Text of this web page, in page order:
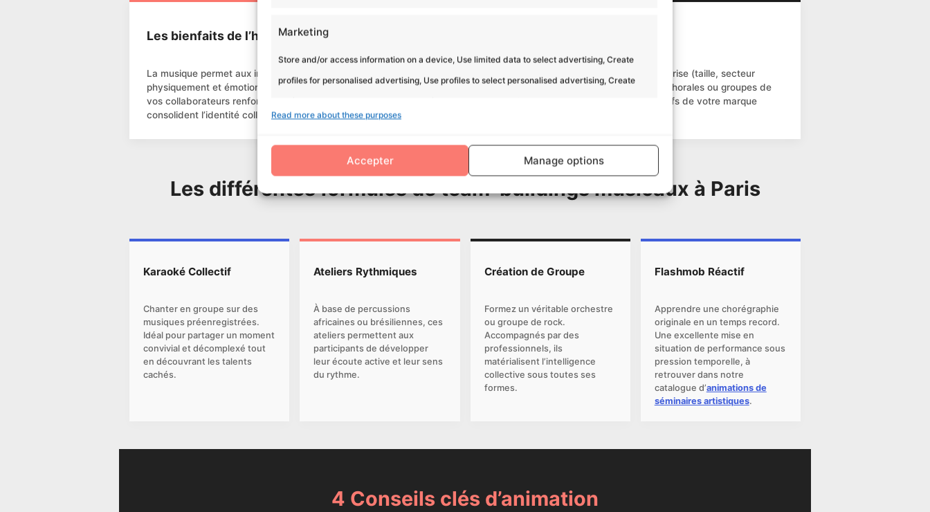
Marketing
Store and/or access information on a device, Use limited data to select advertising, Create
profiles for personalised advertising, Use profiles to select personalised advertising, Create
improve services, Use limited data to select content.
Always active
Match and combine data from other data sources, Link different devices,
Deliver and present advertising and content, Save and
Read more about these purposes
Accepter Manage options
Les bienfaits de l’harmonie
La musique permet aux individus de se synchroniser
physiquement et émotionnellement. En suivant le même rythme,
vos collaborateurs renforcent leur confiance mutuelle et
consolident l’identité collective.
Quel que soit le contexte de votre entreprise (taille, secteur
d’activité), nos ateliers de percussions, chorales ou groupes de
rock s’intègrent parfaitement aux objectifs de votre marque
Les différentes formules de team-buildings musicaux à Paris
Karaoké Collectif
Chanter en groupe sur des
musiques préenregistrées.
Idéal pour partager un moment
convivial et décomplexé tout
en découvrant les talents
cachés.
Ateliers Rythmiques
À base de percussions
africaines ou brésiliennes, ces
ateliers permettent aux
participants de développer
leur écoute active et leur sens
du rythme.
Création de Groupe
Formez un véritable orchestre
ou groupe de rock.
Accompagnés par des
professionnels, ils
matérialisent l’intelligence
collective sous toutes ses
formes.
Flashmob Réactif
Apprendre une chorégraphie
originale en un temps record.
Une excellente mise en
situation de performance sous
pression temporelle, à
retrouver dans notre
catalogue d’animations de
séminaires artistiques.
4 Conseils clés d’animation